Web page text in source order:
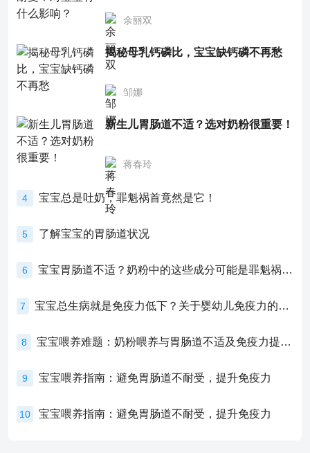
余丽双
揭秘母乳钙磷比，宝宝缺钙磷不再愁
邹娜
新生儿胃肠道不适？选对奶粉很重要！
蒋春玲
4 宝宝总是吐奶，罪魁祸首竟然是它！
5 了解宝宝的胃肠道状况
6 宝宝胃肠道不适？奶粉中的这些成分可能是罪魁祸首！
7 宝宝总生病就是免疫力低下？关于婴幼儿免疫力的真相，家长必须了解！
8 宝宝喂养难题：奶粉喂养与胃肠道不适及免疫力提升的奥秘
9 宝宝喂养指南：避免胃肠道不耐受，提升免疫力
10 宝宝喂养指南：避免胃肠道不耐受，提升免疫力